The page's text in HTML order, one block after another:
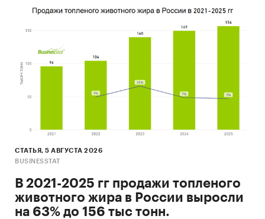
СТАТЬЯ, 5 АВГУСТА 2026
BUSINESSTAT
В 2021-2025 гг продажи топленого
животного жира в России выросли
на 63% до 156 тыс тонн.